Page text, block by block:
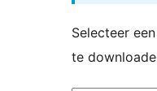
Selecteer
te